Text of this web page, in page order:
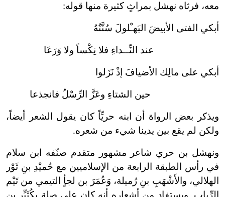
معه، فرثاه نهشل بمراثٍ كثيرة منها قوله:
أبكي الفتى الأبيضَ البَهـْلولَ سُنَّتُهُ
عند النِّــداءِ فلا نِكْساً ولا وَرَعَا
أبكي على مالِك الأضيافَ إذْ نَزَلوا
حين الشتاءِ وعَزَّ الرِّسْلُ فانجذعا
ويذكر بعض الرواة أن ابنه حريِّاً كان يقول الشعر أيضاً،
ولكن لم يقع بين يدينا شيء من شعره.
ونهشل بن حري شاعر مشهور متقدم صنّفه ابن سلام
في رأس الطبقة الرابعة من الإسلاميين مع حُميْدِ بنِ ثَوْر
الهلالي، والأَشْهَبِ بنِ رُميلة، وَعُمَرَ بن لجأٍ التيمي من تَيْم
الرِّباب. ويستفاد من أشعاره أنه كان على صلة بِكُثَيِّر بن